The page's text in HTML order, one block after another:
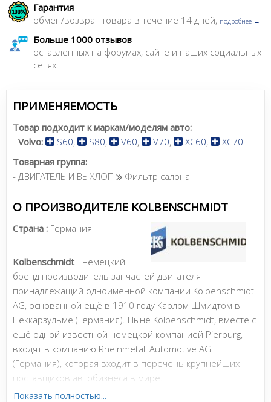
Гарантия
обмен/возврат товара в течение 14 дней, подробнее →
Больше 1000 отзывов
оставленных на форумах, сайте и наших социальных
сетях!
ПРИМЕНЯЕМОСТЬ
Товар подходит к маркам/моделям авто:
- Volvo: S60, S80, V60, V70, XC60,
XC70
Товарная группа:
- ДВИГАТЕЛЬ И ВЫХЛОП
Фильтр салона
О ПРОИЗВОДИТЕЛЕ KOLBENSCHMIDT
Страна : Германия
Kolbenschmidt - немецкий
бренд производитель запчастей двигателя
принадлежащий одноименной компании Kolbenschmidt
AG, основанной ещё в 1910 году Карлом Шмидтом в
Неккарзульме (Германия). Ныне Kolbenschmidt, вместе с
ещё одной известной немецкой компанией Pierburg,
входят в компанию Rheinmetall Automotive AG
(Германия), которая входит в перечень крупнейших
поставщиков автобизнеса в мире.
Показать полностью...